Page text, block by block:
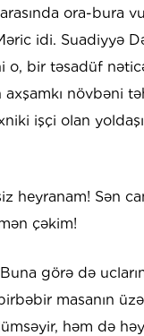
ora-bura
idi. Suadiyyə
o, bir təsadüf
növbəni
işçi olan
heyranam! Sən
çəkim!
Buna görə də
masanın
həm də